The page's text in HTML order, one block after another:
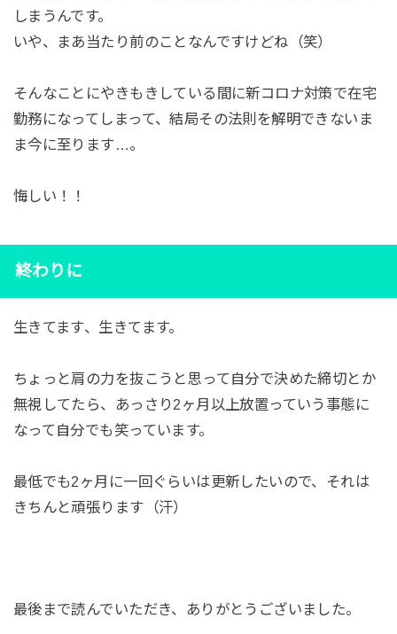
しまうんです。
いや、まあ当たり前のことなんですけどね（笑）
そんなことにやきもきしている間に新コロナ対策で在宅
勤務になってしまって、結局その法則を解明できないま
ま今に至ります…。
悔しい！！
終わりに
生きてます、生きてます。
ちょっと肩の力を抜こうと思って自分で決めた締切とか
無視してたら、あっさり2ヶ月以上放置っていう事態に
なって自分でも笑っています。
最低でも2ヶ月に一回ぐらいは更新したいので、それは
きちんと頑張ります（汗）
最後まで読んでいただき、ありがとうございました。